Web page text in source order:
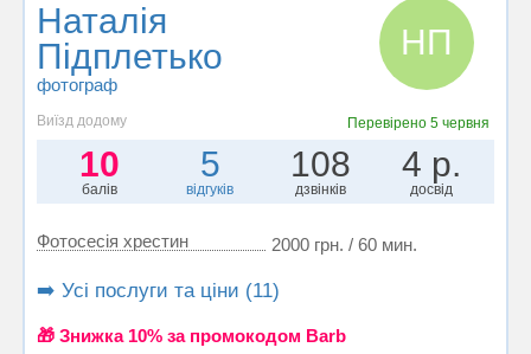
Наталія
Підплетько
фотограф
НП
Виїзд додому Перевірено 5 червня
10
балів
5
відгуків
108
дзвінків
4 р.
досвід
Фотосесія хрестин 2000 грн. / 60 мин.
➡️ Усі послуги та ціни (11)
🎁 Знижка 10% за промокодом Barb